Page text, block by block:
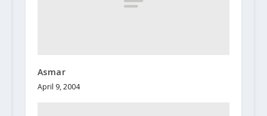
Asmar
April 9, 2004